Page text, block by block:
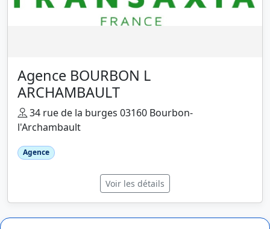
Agence BOURBON L
ARCHAMBAULT
34 rue de la burges 03160 Bourbon-
l'Archambault
Agence
Voir les détails